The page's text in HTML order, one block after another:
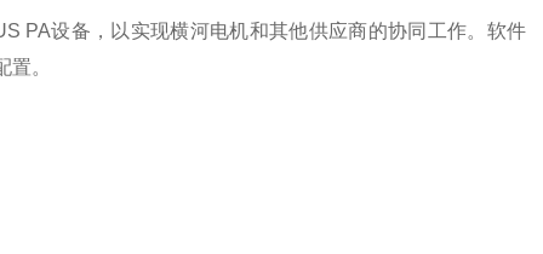
PA设备，以实现横河电机和其他供应商的协同工作。软件
。